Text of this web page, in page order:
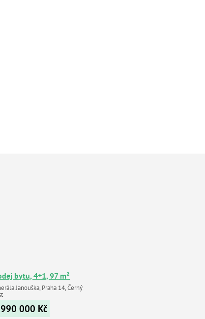
bytu, 4+1, 97 m²
Janouška, Praha 14, Černý
000 Kč